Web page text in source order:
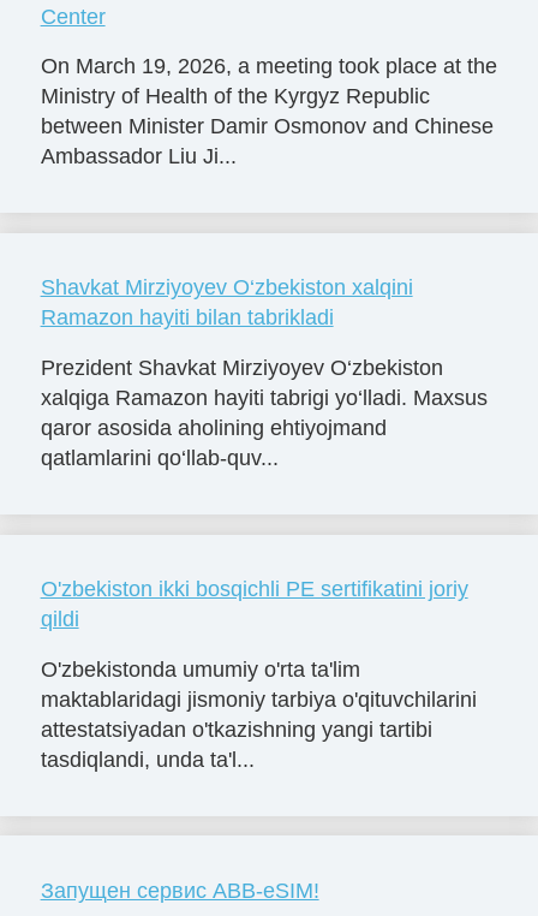
Center
On March 19, 2026, a meeting took place at the
Ministry of Health of the Kyrgyz Republic
between Minister Damir Osmonov and Chinese
Ambassador Liu Ji...
Shavkat Mirziyoyev O‘zbekiston xalqini
Ramazon hayiti bilan tabrikladi
Prezident Shavkat Mirziyoyev O‘zbekiston
xalqiga Ramazon hayiti tabrigi yo‘lladi. Maxsus
qaror asosida aholining ehtiyojmand
qatlamlarini qo‘llab-quv...
O'zbekiston ikki bosqichli PE sertifikatini joriy
qildi
O'zbekistonda umumiy o'rta ta'lim
maktablaridagi jismoniy tarbiya o'qituvchilarini
attestatsiyadan o'tkazishning yangi tartibi
tasdiqlandi, unda ta'l...
Запущен сервис ABB-eSIM!